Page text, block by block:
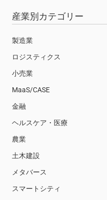
産業別カテゴリー
製造業
ロジスティクス
小売業
MaaS/CASE
金融
ヘルスケア・医療
農業
土木建設
メタバース
スマートシティ